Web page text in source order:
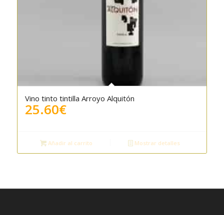
Vino tinto tintilla Arroyo Alquitón
25.60€
Añadir al carrito Mostrar detalles